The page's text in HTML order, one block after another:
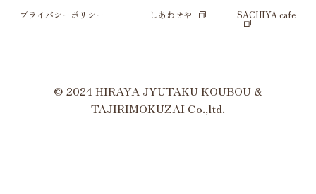
プライバシーポリシー しあわせや SACHIYA cafe
© 2024 HIRAYA JYUTAKU KOUBOU &
TAJIRIMOKUZAI Co.,ltd.